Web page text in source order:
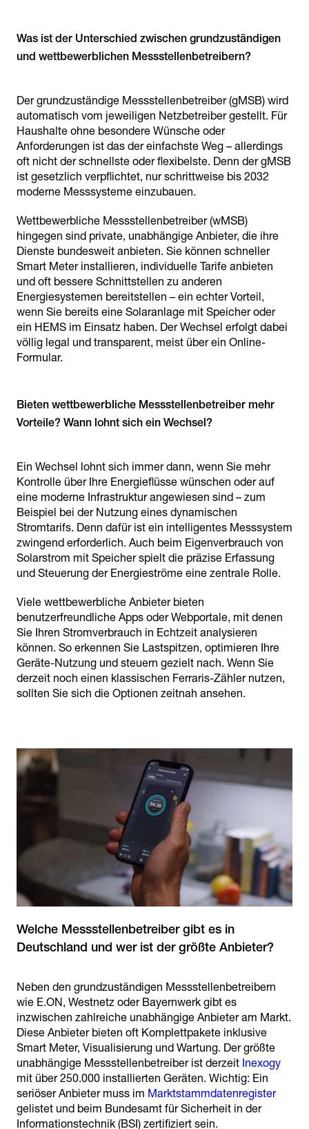
Was ist der Unterschied zwischen grundzuständigen
und wettbewerblichen Messstellenbetreibern?
Der grundzuständige Messstellenbetreiber (gMSB) wird
automatisch vom jeweiligen Netzbetreiber gestellt. Für
Haushalte ohne besondere Wünsche oder
Anforderungen ist das der einfachste Weg – allerdings
oft nicht der schnellste oder flexibelste. Denn der gMSB
ist gesetzlich verpflichtet, nur schrittweise bis 2032
moderne Messsysteme einzubauen.
Wettbewerbliche Messstellenbetreiber (wMSB)
hingegen sind private, unabhängige Anbieter, die ihre
Dienste bundesweit anbieten. Sie können schneller
Smart Meter installieren, individuelle Tarife anbieten
und oft bessere Schnittstellen zu anderen
Energiesystemen bereitstellen – ein echter Vorteil,
wenn Sie bereits eine Solaranlage mit Speicher oder
ein HEMS im Einsatz haben. Der Wechsel erfolgt dabei
völlig legal und transparent, meist über ein Online-
Formular.
Bieten wettbewerbliche Messstellenbetreiber mehr
Vorteile? Wann lohnt sich ein Wechsel?
Ein Wechsel lohnt sich immer dann, wenn Sie mehr
Kontrolle über Ihre Energieflüsse wünschen oder auf
eine moderne Infrastruktur angewiesen sind – zum
Beispiel bei der Nutzung eines dynamischen
Stromtarifs. Denn dafür ist ein intelligentes Messsystem
zwingend erforderlich. Auch beim Eigenverbrauch von
Solarstrom mit Speicher spielt die präzise Erfassung
und Steuerung der Energieströme eine zentrale Rolle.
Viele wettbewerbliche Anbieter bieten
benutzerfreundliche Apps oder Webportale, mit denen
Sie Ihren Stromverbrauch in Echtzeit analysieren
können. So erkennen Sie Lastspitzen, optimieren Ihre
Geräte-Nutzung und steuern gezielt nach. Wenn Sie
derzeit noch einen klassischen Ferraris-Zähler nutzen,
sollten Sie sich die Optionen zeitnah ansehen.
Welche Messstellenbetreiber gibt es in
Deutschland und wer ist der größte Anbieter?
Neben den grundzuständigen Messstellenbetreibern
wie E.ON, Westnetz oder Bayernwerk gibt es
inzwischen zahlreiche unabhängige Anbieter am Markt.
Diese Anbieter bieten oft Komplettpakete inklusive
Smart Meter, Visualisierung und Wartung. Der größte
unabhängige Messstellenbetreiber ist derzeit Inexogy
mit über 250.000 installierten Geräten. Wichtig: Ein
seriöser Anbieter muss im Marktstammdatenregister
gelistet und beim Bundesamt für Sicherheit in der
Informationstechnik (BSI) zertifiziert sein.